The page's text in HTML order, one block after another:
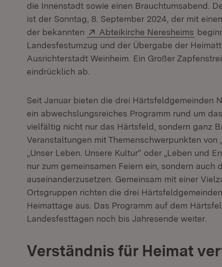
die Innenstadt sowie einen Brauchtumsabend.
ist der Sonntag, 8. September 2024, der mit
der bekannten
Extern:
Abteikirche Neresheims
Landesfestumzug und der Übergabe der
Ausrichterstadt Weinheim. Ein Großer
eindrücklich ab.
Seit Januar bieten die drei Härtsfeldgemeinden
ein abwechslungsreiches Programm rund um
vielfältig nicht nur das Härtsfeld, sondern ganz
Veranstaltungen mit Themenschwerpunkten von
„Unser Leben. Unsere Kultur“ oder „Leben und
nur zum gemeinsamen Feiern ein, sondern
auseinanderzusetzen. Gemeinsam mit einer
Ortsgruppen richten die drei
Heimattage aus. Das Programm auf dem
Landesfesttagen noch bis Jahresende weiter.
Verständnis für Heimat